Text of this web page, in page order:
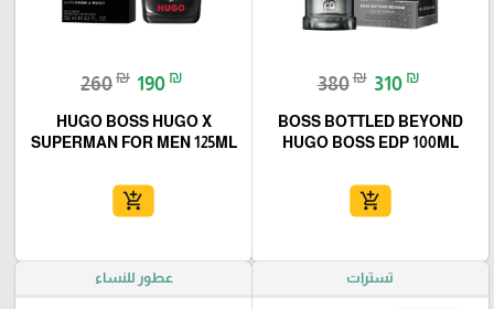
380₪ 310 ₪
BOSS BOTTLED BEYOND
HUGO BOSS EDP 100ML
add_shopping_cart
260₪ 190 ₪
HUGO BOSS HUGO X
SUPERMAN FOR MEN 125ML
add_shopping_cart
تسترات عطور للنساء